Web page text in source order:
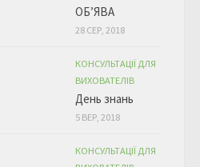
ОБ’ЯВА
28 СЕР, 2018
КОНСУЛЬТАЦІЇ ДЛЯ
ВИХОВАТЕЛІВ
День знань
5 ВЕР, 2018
КОНСУЛЬТАЦІЇ ДЛЯ